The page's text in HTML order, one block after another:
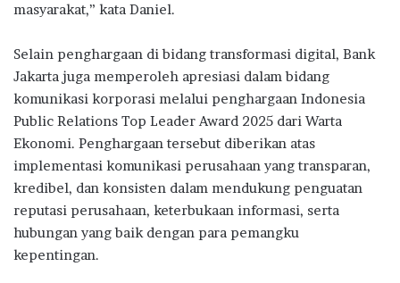
masyarakat,” kata Daniel.
Selain penghargaan di bidang transformasi digital, Bank
Jakarta juga memperoleh apresiasi dalam bidang
komunikasi korporasi melalui penghargaan Indonesia
Public Relations Top Leader Award 2025 dari Warta
Ekonomi. Penghargaan tersebut diberikan atas
implementasi komunikasi perusahaan yang transparan,
kredibel, dan konsisten dalam mendukung penguatan
reputasi perusahaan, keterbukaan informasi, serta
hubungan yang baik dengan para pemangku
kepentingan.